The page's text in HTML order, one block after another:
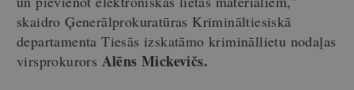
skaidro Ģenerālprokuratūras Krimināltiesiskā
departamenta Tiesās izskatāmo krimināllietu nodaļas
virsprokurors Alēns Mickevičs.